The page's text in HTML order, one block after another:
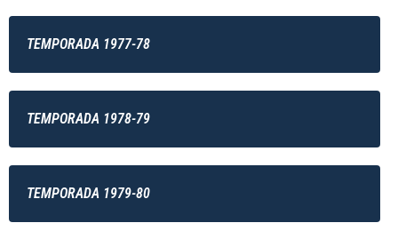
TEMPORADA 1977-78
TEMPORADA 1978-79
TEMPORADA 1979-80